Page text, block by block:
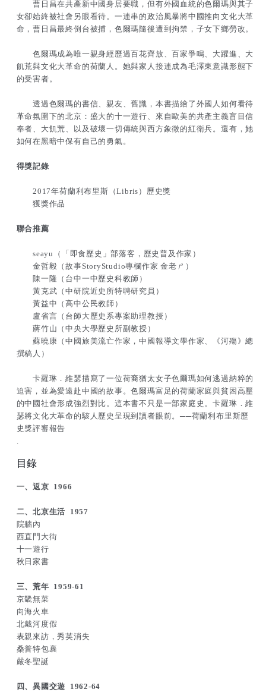
曹日昌在共產新中國身居要職，但有外國血統的色爾瑪與其子
女卻始終被社會另眼看待。一連串的政治風暴將中國推向文化大革
命，曹日昌最終倒台被捕，色爾瑪隨後遭到拘禁，子女下鄉勞改。
色爾瑪成為唯一親身經歷過百花齊放、百家爭鳴、大躍進、大
飢荒與文化大革命的荷蘭人。她與家人接連成為毛澤東意識形態下
的受害者。
透過色爾瑪的書信、親友、舊識，本書描繪了外國人如何看待
革命氛圍下的北京：盛大的十一遊行、來自歐美的共產主義盲目信
奉者、大飢荒、以及破壞一切傳統與西方象徵的紅衛兵。還有，她
如何在黑暗中保有自己的勇氣。
得獎記錄
2017年荷蘭利布里斯（Libris）歷史獎
獲獎作品
聯合推薦
seayu（「即食歷史」部落客，歷史普及作家）
金哲毅（故事StoryStudio專欄作家 金老ㄕ）
陳一隆（台中一中歷史科教師）
黃克武（中研院近史所特聘研究員）
黃益中（高中公民教師）
盧省言（台師大歷史系專案助理教授）
蔣竹山（中央大學歷史所副教授）
蘇曉康（中國旅美流亡作家，中國報導文學作家、《河殤》總
撰稿人）
卡羅琳．維瑟描寫了一位荷裔猶太女子色爾瑪如何逃過納粹的
迫害，並為愛遠赴中國的故事。色爾瑪富足的荷蘭家庭與貧困高壓
的中國社會形成強烈對比。這本書不只是一部家庭史。卡羅琳．維
瑟將文化大革命的駭人歷史呈現到讀者眼前。──荷蘭利布里斯歷
史獎評審報告
.
目錄
一、返京 1966
二、北京生活 1957
院牆內
西直門大街
十一遊行
秋日家書
三、荒年 1959-61
京畿無菜
向海火車
北戴河度假
表親來訪，秀英消失
桑普特包裹
嚴冬聖誕
四、異國交遊 1962-64